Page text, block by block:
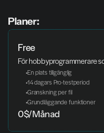
Planer:
Free
För hobbyprogrammerare
En plats tillgänglig
14 dagars Pro-testperiod
Granskning per fil
Grundläggande funktioner
0$/Månad